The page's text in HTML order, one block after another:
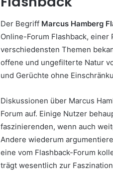
Der Begriff Marcus Hamberg
Online-Forum Flashback,
verschiedensten Themen
offene und ungefilterte Natur
und Gerüchte ohne
Diskussionen über Marcus
Forum auf. Einige Nutzer
faszinierenden, wenn auch
Andere wiederum
eine vom Flashback-Forum
trägt wesentlich zur